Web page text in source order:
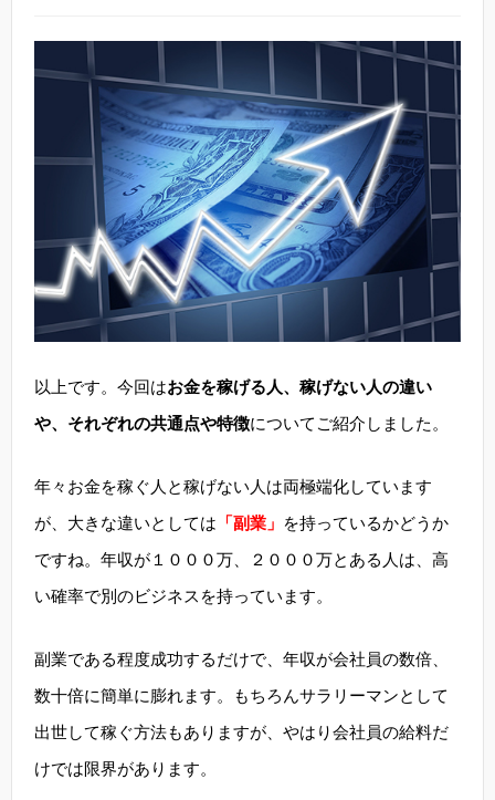
以上です。今回はお金を稼げる人、稼げない人の違い
や、それぞれの共通点や特徴についてご紹介しました。
年々お金を稼ぐ人と稼げない人は両極端化しています
が、大きな違いとしては 「副業」 を持っているかどうか
ですね。年収が１０００万、２０００万とある人は、高
い確率で別のビジネスを持っています。
副業である程度成功するだけで、年収が会社員の数倍、
数十倍に簡単に膨れます。もちろんサラリーマンとして
出世して稼ぐ方法もありますが、やはり会社員の給料だ
けでは限界があります。